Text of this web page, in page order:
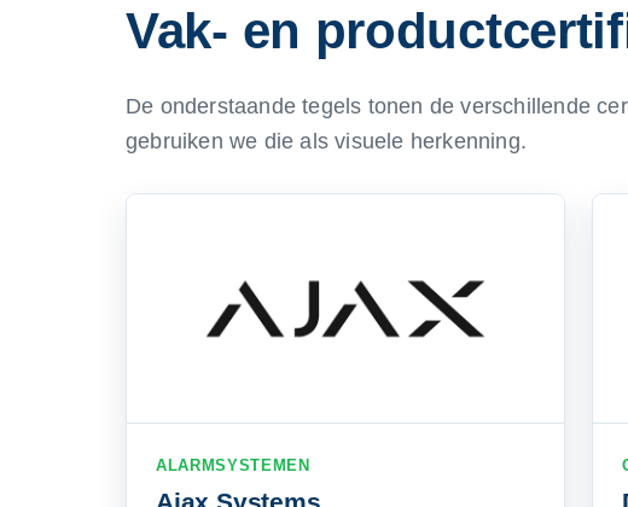
Vak- en
De onderstaande tegels tonen de verschillende
gebruiken we die als visuele herkenning.
ALARMSYSTEMEN
Ajax Systems